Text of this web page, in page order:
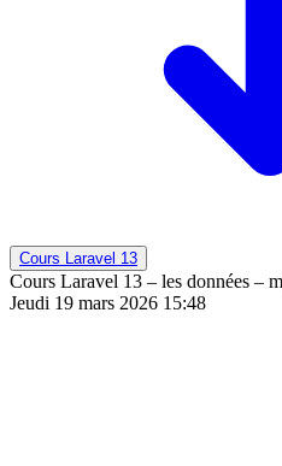
Cours Laravel 13
Cours Laravel 13 – les données –
Jeudi 19 mars 2026 15:48